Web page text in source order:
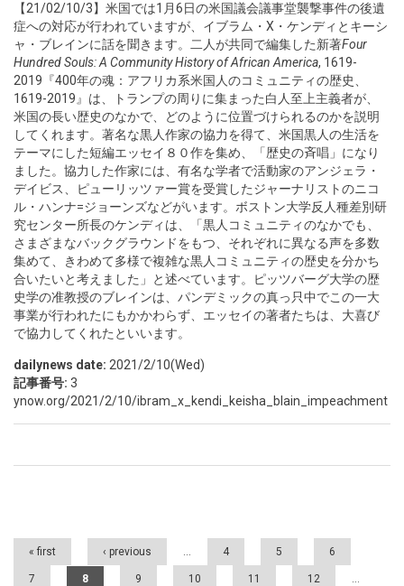
【21/02/10/3】米国では1月6日の米国議会議事堂襲撃事件の後遺
症への対応が行われていますが、イブラム・X・ケンディとキーシ
ャ・ブレインに話を聞きます。二人が共同で編集した新著Four
Hundred Souls: A Community History of African America, 1619-
2019『400年の魂：アフリカ系米国人のコミュニティの歴史、
1619-2019』は、トランプの周りに集まった白人至上主義者が、
米国の長い歴史のなかで、どのように位置づけられるのかを説明
してくれます。著名な黒人作家の協力を得て、米国黒人の生活を
テーマにした短編エッセイ８０作を集め、「歴史の斉唱」になり
ました。協力した作家には、有名な学者で活動家のアンジェラ・
デイビス、ピューリッツァー賞を受賞したジャーナリストのニコ
ル・ハンナ=ジョーンズなどがいます。ボストン大学反人種差別研
究センター所長のケンディは、「黒人コミュニティのなかでも、
さまざまなバックグラウンドをもつ、それぞれに異なる声を多数
集めて、きわめて多様で複雑な黒人コミュニティの歴史を分かち
合いたいと考えました」と述べています。ピッツバーグ大学の歴
史学の准教授のブレインは、パンデミックの真っ只中でこの一大
事業が行われたにもかかわらず、エッセイの著者たちは、大喜び
で協力してくれたといいます。
dailynews date: 2021/2/10(Wed)
記事番号: 3
ynow.org/2021/2/10/ibram_x_kendi_keisha_blain_impeachment
« first ‹ previous … 4 5 6
7 8 9 10 11 12 …